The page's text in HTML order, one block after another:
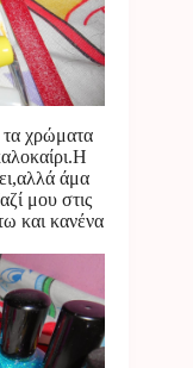
χρώματα
άμα
μου στις
και κανένα